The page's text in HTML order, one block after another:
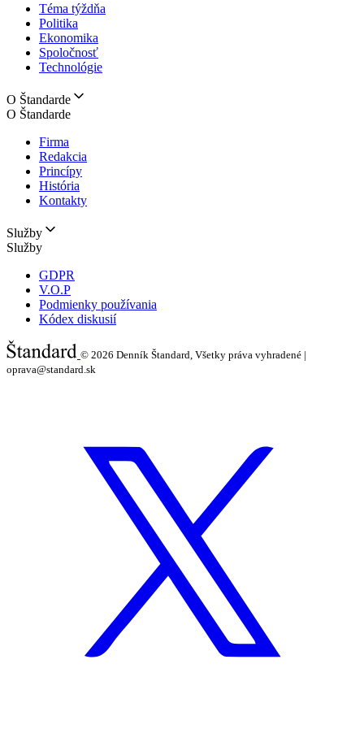
Téma týždňa
Politika
Ekonomika
Spoločnosť
Technológie
O Štandarde
O Štandarde
Firma
Redakcia
Princípy
História
Kontakty
Služby
Služby
GDPR
V.O.P
Podmienky používania
Kódex diskusií
© 2026 Denník Štandard, Všetky práva vyhradené |
oprava@standard.sk